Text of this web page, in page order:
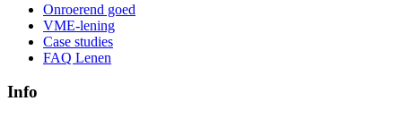
Onroerend goed
VME-lening
Case studies
FAQ Lenen
Info